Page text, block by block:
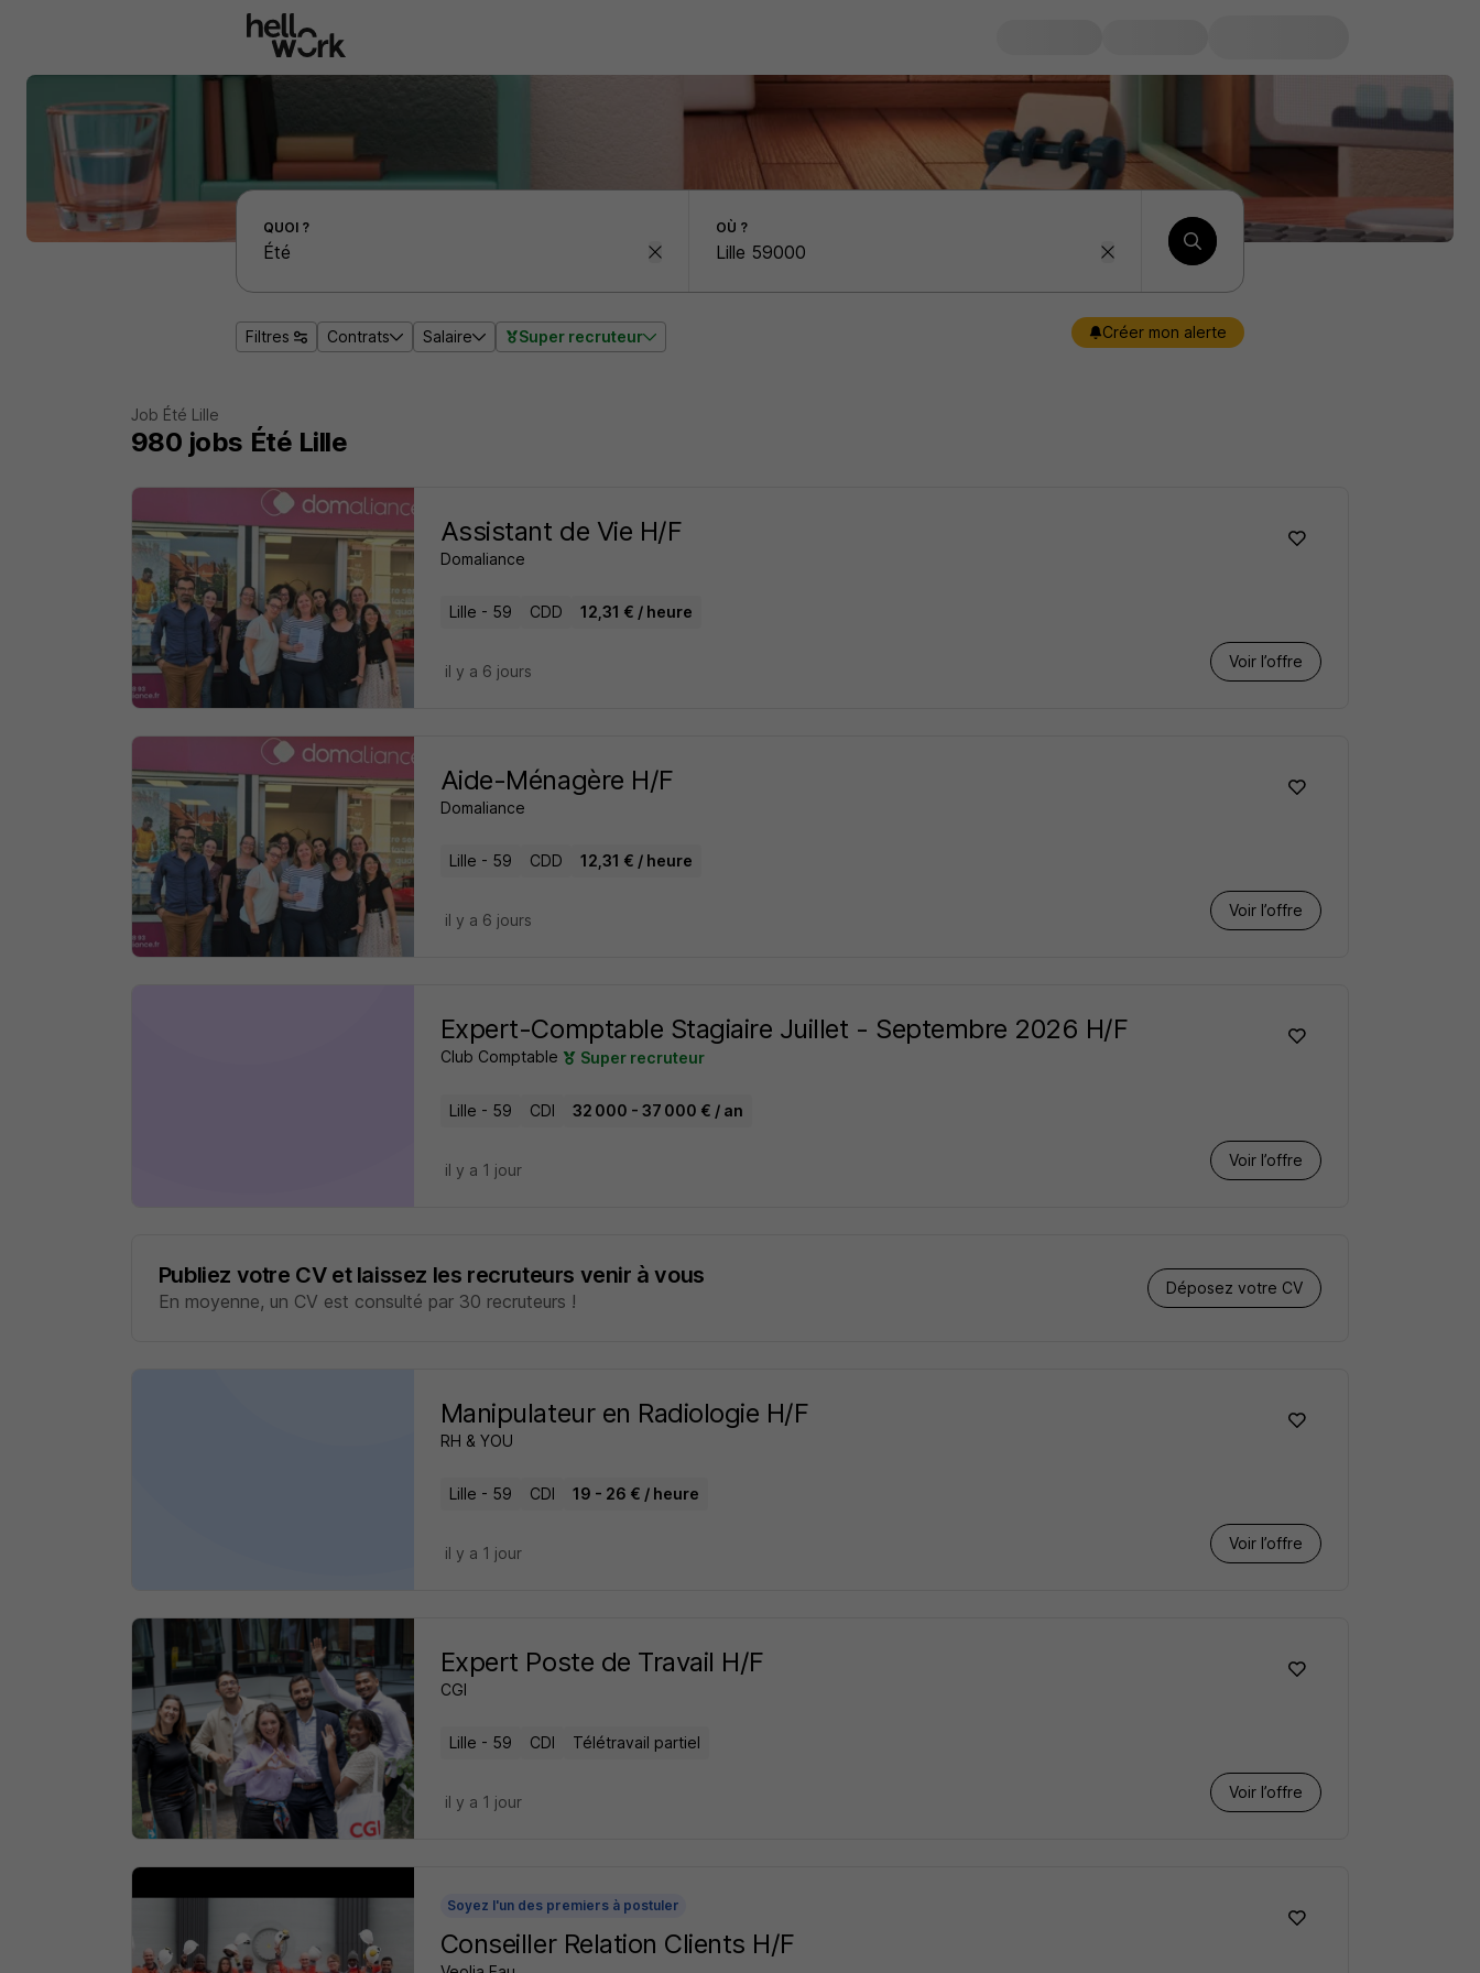
Effectuer une recherche d'emploi par localité
QUOI ? OÙ ?
Filtres Contrats Salaire Super recruteur Créer mon alerte
Job Été Lille
980 jobs Été Lille
Assistant de Vie H/F
Domaliance
Lille - 59 CDD 12,31 € / heure
Voir l’offre
il y a 6 jours
Aide-Ménagère H/F
Domaliance
Lille - 59 CDD 12,31 € / heure
Voir l’offre
il y a 6 jours
Expert-Comptable Stagiaire Juillet - Septembre 2026 H/F
Club Comptable Super recruteur
Lille - 59 CDI 32 000 - 37 000 € / an
Voir l’offre
il y a 1 jour
Publiez votre CV et laissez les recruteurs venir à vous
En moyenne, un CV est consulté par 30 recruteurs !
Déposez votre CV
Manipulateur en Radiologie H/F
RH & YOU
Lille - 59 CDI 19 - 26 € / heure
Voir l’offre
il y a 1 jour
Expert Poste de Travail H/F
CGI
Lille - 59 CDI Télétravail partiel
Voir l’offre
il y a 1 jour
Soyez l'un des premiers à postuler
Conseiller Relation Clients H/F